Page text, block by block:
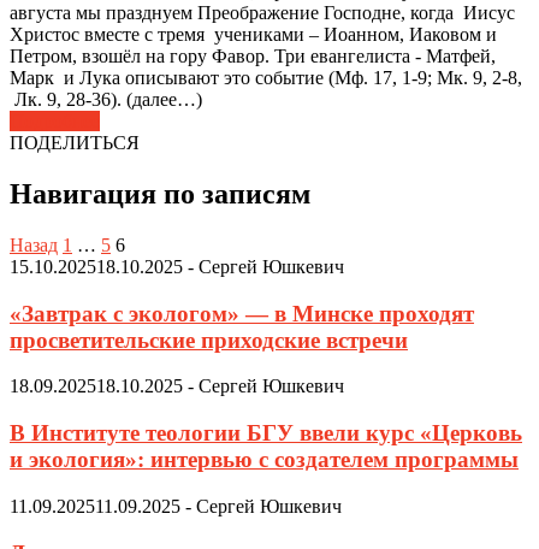
августа мы празднуем Преображение Господне, когда Иисус
Христос вместе с тремя учениками – Иоанном, Иаковом и
Петром, взошёл на гору Фавор. Три евангелиста - Матфей,
Марк и Лука описывают это событие (Мф. 17, 1-9; Мк. 9, 2-8,
Лк. 9, 28-36). (далее…)
ПОДЕЛИТЬСЯ
Навигация по записям
Назад 1 … 5 6
15.10.202518.10.2025 - Сергей Юшкевич
«Завтрак с экологом» — в Минске проходят
просветительские приходские встречи
18.09.202518.10.2025 - Сергей Юшкевич
В Институте теологии БГУ ввели курс «Церковь
и экология»: интервью с создателем программы
11.09.202511.09.2025 - Сергей Юшкевич